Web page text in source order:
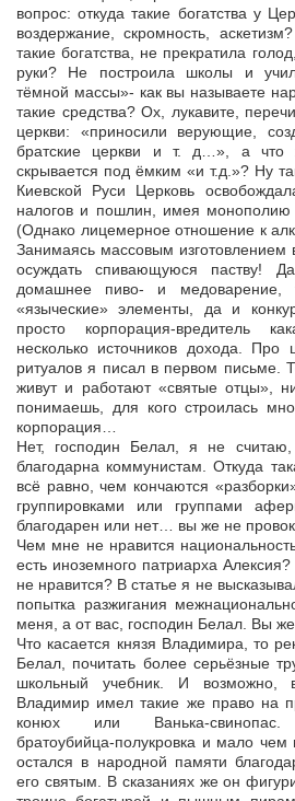
вопрос: откуда такие богатства у
воздержание, скромность,
такие богатства, не прекратила
руки? Не построила школы и
тёмной массы»- как вы называете
такие средства? Ох, лукавите,
церкви: «приносили верующие,
братские церкви и т. д…», а что
скрывается под ёмким «и т.д.»? Ну
Киевской Руси Церковь
налогов и пошлин, имея монополию
(Однако лицемерное отношение к
Занимаясь массовым изготовлением
осуждать спивающуюся паству!
домашнее пиво- и медоварение,
«языческие» элементы, да и
просто корпорация-вредитель
несколько источников дохода. Про
ритуалов я писал в первом письме.
живут и работают «святые отцы»,
понимаешь, для кого строилась
корпорация…
Нет, господин Белал, я не
благодарна коммунистам. Откуда
всё равно, чем кончаются
группировками или группами
благодарен или нет… вы же не
Чем мне не нравится
есть иноземного патриарха
не нравится? В статье я не
попытка разжигания
меня, а от вас, господин Белал. Вы
Что касается князя Владимира, то
Белал, почитать более серьёзные
школьный учебник. И возможно,
Владимир имел такие же право на
конюх или Ванька-свинопас.
братоубийца-полукровка и мало
остался в народной памяти
его святым. В сказаниях же он